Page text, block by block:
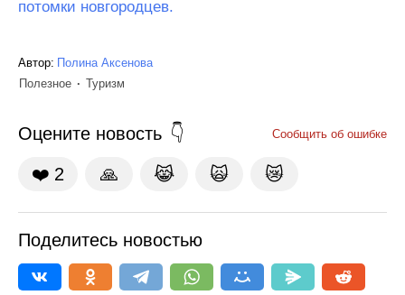
потомки новгородцев.
Автор: Полина Аксенова
Полезное
Туризм
Оцените новость Сообщить об ошибке
❤️ 2 🙏 😹 🙀 😿
Поделитесь новостью